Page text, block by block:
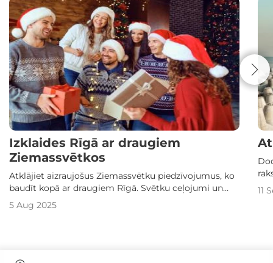
Izklaides Rīgā ar draugiem
Ziemassvētkos
Atklājiet aizraujošus Ziemassvētku piedzīvojumus, ko
baudīt kopā ar draugiem Rīgā. Svētku ceļojumi un
izklaides Rīgā - veidojiet atmiņas šajos svētkos.
5 Aug 2025
11